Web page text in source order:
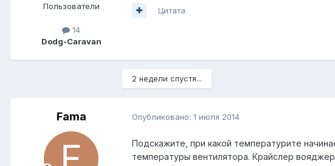
Пользователи
14
Dodg-Caravan
Цитата
2 недели спустя...
Fama Опубликовано: 1 июля 2014
Подскажите, при какой температурите
температуры вентилятора. Крайслер